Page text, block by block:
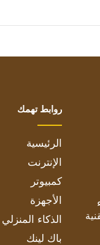
روابط تهمك
الرئيسية
الإنترنت
كمبيوتر
الأجهزة
الذكاء المنزلي
باك لينك